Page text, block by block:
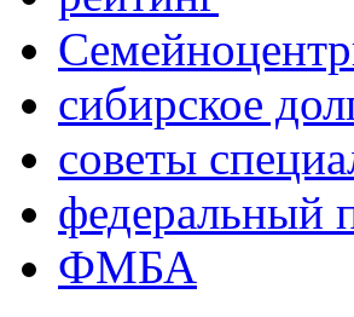
сибирское
советы
федеральный
ФМБА